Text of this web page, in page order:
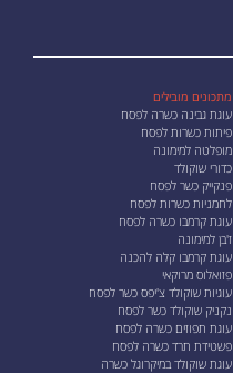
מתכונים מובילים
עוגת גבינה כשרה לפסח
פיתות כשרות לפסח
מופלטה למימונה
כדורי שוקולד
פנקייק כשר לפסח
לחמניות כשרות לפסח
עוגת קרמבו כשרה לפסח
ז'בן למימונה
עוגת קרמבו קלה להכנה
פזואלוס מרוקאי
עוגיות שוקולד צ'יפס כשר לפסח
נקניק שוקולד כשר לפסח
עוגת תפוזים כשרה לפסח
פשטידת תרד כשרה לפסח
עוגת שוקולד במיקרוגל כשרה